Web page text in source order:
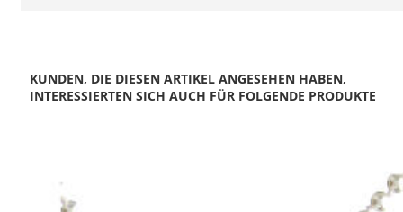
KUNDEN, DIE DIESEN ARTIKEL ANGESEHEN HABEN,
INTERESSIERTEN SICH AUCH FÜR FOLGENDE PRODUKTE